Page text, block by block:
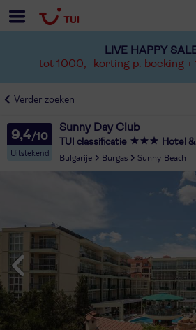
LIVE HAPPY
tot 1000,- korting p. boeking +
Verder zoeken
9,4
Uitstekend
Sunny Day Club
TUI classificatie Hotel
Bulgarije Burgas Sunny Beach